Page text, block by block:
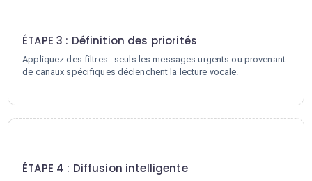
ÉTAPE 3 : Définition des priorités
Appliquez des filtres : seuls les messages urgents ou provenant
de canaux spécifiques déclenchent la lecture vocale.
ÉTAPE 4 : Diffusion intelligente